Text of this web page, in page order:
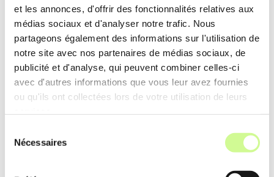
et les annonces, d'offrir des fonctionnalités relatives aux
médias sociaux et d'analyser notre trafic. Nous
partageons également des informations sur l'utilisation de
notre site avec nos partenaires de médias sociaux, de
publicité et d'analyse, qui peuvent combiner celles-ci
avec d'autres informations que vous leur avez fournies
ou qu'ils ont collectées lors de votre utilisation de leurs
Nécessaires
Exemple d’utilisation
Les marketeurs se servent d’Odin pourgénérer
des logos et des bannièresadaptés à différentes
campagnes, économisant ainsi du temps et des
ressources sur la création de contenu visuel.
Analyse de données
et des